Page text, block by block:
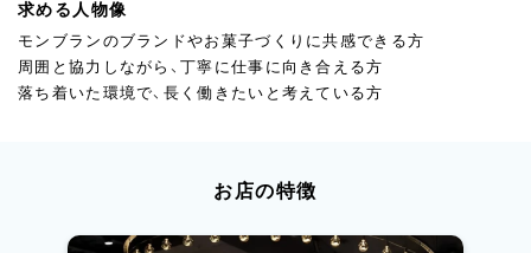
求める人物像
モンブランのブランドやお菓子づくりに共感できる方
周囲と協力しながら、丁寧に仕事に向き合える方
落ち着いた環境で、長く働きたいと考えている方
お店の特徴